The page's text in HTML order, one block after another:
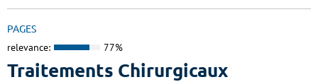
PAGES
relevance: 77%
Traitements Chirurgicaux